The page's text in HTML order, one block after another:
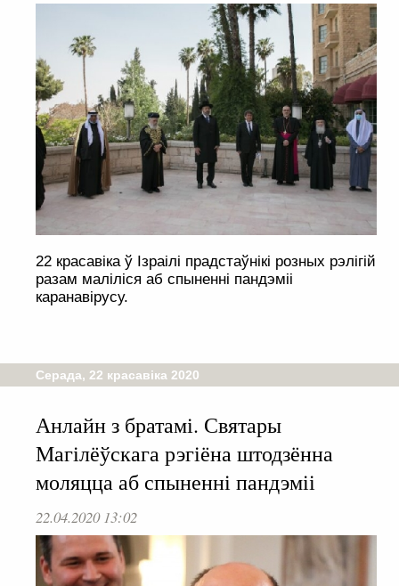
22 красавіка ў Ізраілі прадстаўнікі розных рэлігій
разам маліліся аб спыненні пандэміі
каранавірусу.
Серада, 22 красавіка 2020
Анлайн з братамі. Святары
Магілёўскага рэгіёна штодзённа
моляцца аб спыненні пандэміі
22.04.2020 13:02